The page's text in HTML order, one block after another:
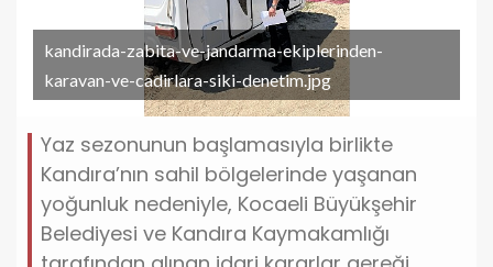
kandirada-zabita-ve-jandarma-ekiplerinden-
karavan-ve-cadirlara-siki-denetim.jpg
Yaz sezonunun başlamasıyla birlikte
Kandıra’nın sahil bölgelerinde yaşanan
yoğunluk nedeniyle, Kocaeli Büyükşehir
Belediyesi ve Kandıra Kaymakamlığı